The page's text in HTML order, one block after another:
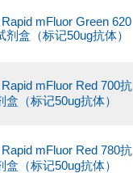
mFluor Green 620
剂盒（标记50ug抗体）
mFluor Red 700抗
盒（标记50ug抗体）
mFluor Red 780抗
盒（标记50ug抗体）